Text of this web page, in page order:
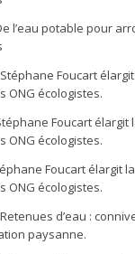
l’eau potable pour
Stéphane Foucart
ONG écologistes.
Foucart élargit
ONG écologistes.
Foucart élargit
ONG écologistes.
Retenues d’eau :
paysanne.